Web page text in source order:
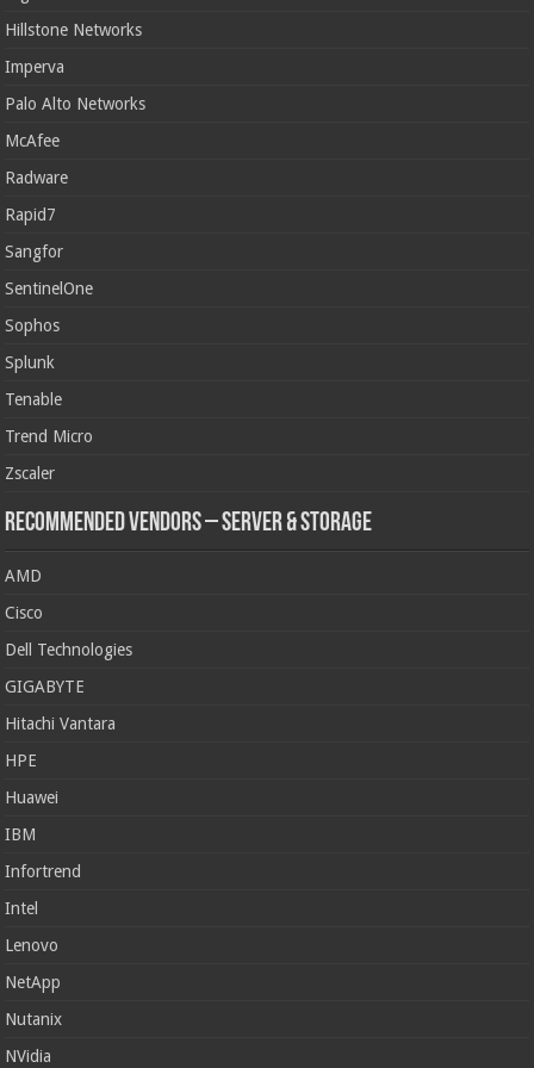
Hillstone Networks
Imperva
Palo Alto Networks
McAfee
Radware
Rapid7
Sangfor
SentinelOne
Sophos
Splunk
Tenable
Trend Micro
Zscaler
Recommended Vendors – Server & Storage
AMD
Cisco
Dell Technologies
GIGABYTE
Hitachi Vantara
HPE
Huawei
IBM
Infortrend
Intel
Lenovo
NetApp
Nutanix
NVidia